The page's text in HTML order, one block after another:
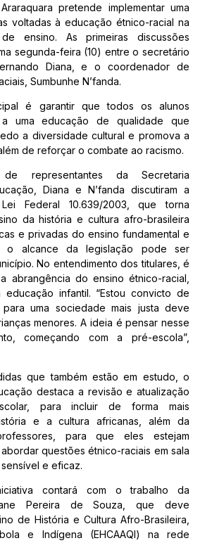
pretende implementar uma
voltadas à educação étnico-racial na
ensino. As primeiras discussões
segunda-feira (10) entre o secretário
Diana, e o coordenador de
Sumbunhe N’fanda.
é garantir que todos os alunos
a uma educação de qualidade que
a diversidade cultural e promova a
de reforçar o combate ao racismo.
de representantes da Secretaria
Diana e N’fanda discutiram a
Federal 10.639/2003, que torna
da história e cultura afro-brasileira
e privadas do ensino fundamental e
o alcance da legislação pode ser
No entendimento dos titulares, é
abrangência do ensino étnico-racial,
educação infantil. “Estou convicto de
uma sociedade mais justa deve
menores. A ideia é pensar nesse
começando com a pré-escola”,
que também estão em estudo, o
destaca a revisão e atualização
para incluir de forma mais
e a cultura africanas, além da
para que eles estejam
questões étnico-raciais em sala
e eficaz.
contará com o trabalho da
Pereira de Souza, que deve
de História e Cultura Afro-Brasileira,
e Indígena (EHCAAQI) na rede